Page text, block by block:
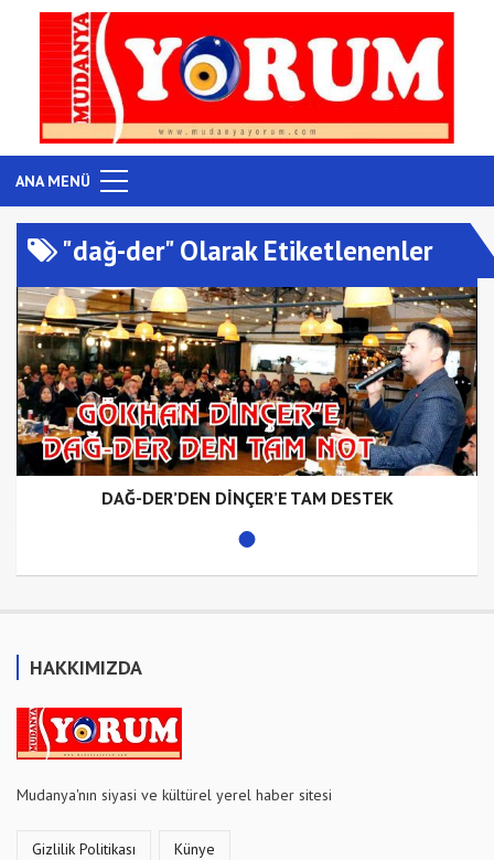
ANA MENÜ
"dağ-der" Olarak Etiketlenenler
DAĞ-DER’DEN DİNÇER’E TAM DESTEK
HAKKIMIZDA
Mudanya'nın siyasi ve kültürel yerel haber sitesi
Gizlilik Politikası Künye